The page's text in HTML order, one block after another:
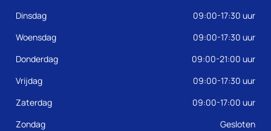
Dinsdag
09:00-17:30 uur
Woensdag
09:00-17:30 uur
Donderdag
09:00-21:00 uur
Vrijdag
09:00-17:30 uur
Zaterdag
09:00-17:00 uur
Zondag
Gesloten